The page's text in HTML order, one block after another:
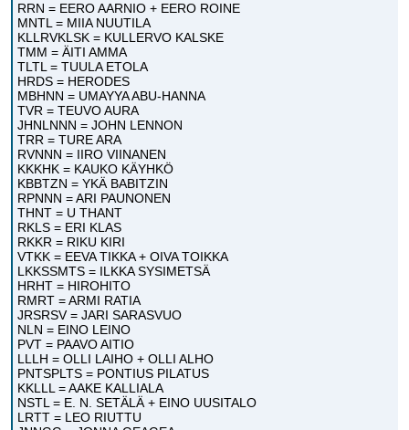
RRN = EERO AARNIO + EERO ROINE
MNTL = MIIA NUUTILA
KLLRVKLSK = KULLERVO KALSKE
TMM = ÄITI AMMA
TLTL = TUULA ETOLA
HRDS = HERODES
MBHNN = UMAYYA ABU-HANNA
TVR = TEUVO AURA
JHNLNNN = JOHN LENNON
TRR = TURE ARA
RVNNN = IIRO VIINANEN
KKKHK = KAUKO KÄYHKÖ
KBBTZN = YKÄ BABITZIN
RPNNN = ARI PAUNONEN
THNT = U THANT
RKLS = ERI KLAS
RKKR = RIKU KIRI
VTKK = EEVA TIKKA + OIVA TOIKKA
LKKSSMTS = ILKKA SYSIMETSÄ
HRHT = HIROHITO
RMRT = ARMI RATIA
JRSRSV = JARI SARASVUO
NLN = EINO LEINO
PVT = PAAVO AITIO
LLLH = OLLI LAIHO + OLLI ALHO
PNTSPLTS = PONTIUS PILATUS
KKLLL = AAKE KALLIALA
NSTL = E. N. SETÄLÄ + EINO UUSITALO
LRTT = LEO RIUTTU